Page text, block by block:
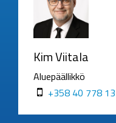
Kim Viitala
Aluepäällikkö
+358 40 778